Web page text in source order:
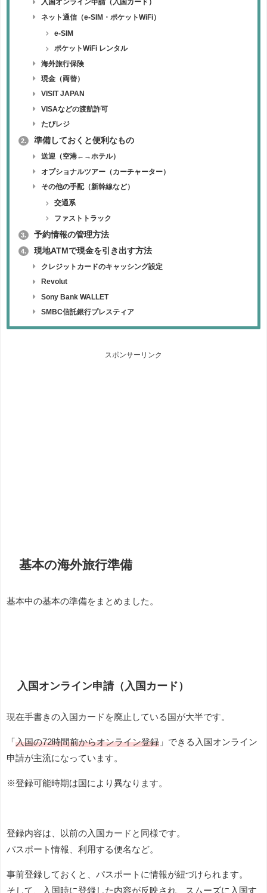
入国オンライン申請（入国カード）
ネット通信（e-SIM・ポケットWiFi）
e-SIM
ポケットWiFi レンタル
海外旅行保険
現金（両替）
VISIT JAPAN
VISAなどの渡航許可
たびレジ
2. 準備しておくと便利なもの
送迎（空港←→ホテル）
オプショナルツアー（カーチャーター）
その他の手配（新幹線など）
交通系
ファストトラック
3. 予約情報の管理方法
4. 現地ATMで現金を引き出す方法
クレジットカードのキャッシング設定
Revolut
Sony Bank WALLET
SMBC信託銀行プレスティア
スポンサーリンク
基本の海外旅行準備
基本中の基本の準備をまとめました。
入国オンライン申請（入国カード）
現在手書きの入国カードを廃止している国が大半です。
「入国の72時間前からオンライン登録 」できる入国オンライン
申請が主流になっています。
※登録可能時期は国により異なります。
登録内容は、以前の入国カードと同様です。
パスポート情報、利用する便名など。
事前登録しておくと、パスポートに情報が紐づけられます。
そして、入国時に登録した内容が反映され、スムーズに入国す